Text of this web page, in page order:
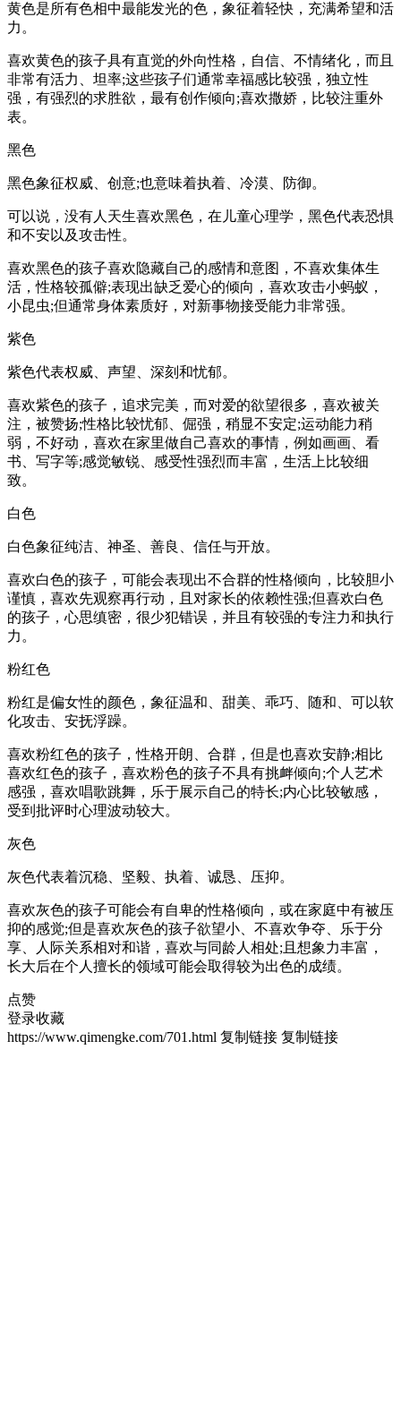
黄色是所有色相中最能发光的色，象征着轻快，充满希望和活
力。
喜欢黄色的孩子具有直觉的外向性格，自信、不情绪化，而且
非常有活力、坦率;这些孩子们通常幸福感比较强，独立性
强，有强烈的求胜欲，最有创作倾向;喜欢撒娇，比较注重外
表。
黑色
黑色象征权威、创意;也意味着执着、冷漠、防御。
可以说，没有人天生喜欢黑色，在儿童心理学，黑色代表恐惧
和不安以及攻击性。
喜欢黑色的孩子喜欢隐藏自己的感情和意图，不喜欢集体生
活，性格较孤僻;表现出缺乏爱心的倾向，喜欢攻击小蚂蚁，
小昆虫;但通常身体素质好，对新事物接受能力非常强。
紫色
紫色代表权威、声望、深刻和忧郁。
喜欢紫色的孩子，追求完美，而对爱的欲望很多，喜欢被关
注，被赞扬;性格比较忧郁、倔强，稍显不安定;运动能力稍
弱，不好动，喜欢在家里做自己喜欢的事情，例如画画、看
书、写字等;感觉敏锐、感受性强烈而丰富，生活上比较细
致。
白色
白色象征纯洁、神圣、善良、信任与开放。
喜欢白色的孩子，可能会表现出不合群的性格倾向，比较胆小
谨慎，喜欢先观察再行动，且对家长的依赖性强;但喜欢白色
的孩子，心思缜密，很少犯错误，并且有较强的专注力和执行
力。
粉红色
粉红是偏女性的颜色，象征温和、甜美、乖巧、随和、可以软
化攻击、安抚浮躁。
喜欢粉红色的孩子，性格开朗、合群，但是也喜欢安静;相比
喜欢红色的孩子，喜欢粉色的孩子不具有挑衅倾向;个人艺术
感强，喜欢唱歌跳舞，乐于展示自己的特长;内心比较敏感，
受到批评时心理波动较大。
灰色
灰色代表着沉稳、坚毅、执着、诚恳、压抑。
喜欢灰色的孩子可能会有自卑的性格倾向，或在家庭中有被压
抑的感觉;但是喜欢灰色的孩子欲望小、不喜欢争夺、乐于分
享、人际关系相对和谐，喜欢与同龄人相处;且想象力丰富，
长大后在个人擅长的领域可能会取得较为出色的成绩。
点赞
登录收藏
https://www.qimengke.com/701.html 复制链接 复制链接